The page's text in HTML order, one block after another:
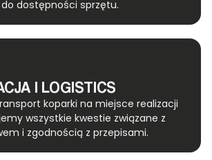
dostępności sprzętu.
I LOGISTICS
koparki na miejsce realizacji
wszystkie kwestie związane z
i zgodnością z przepisami.